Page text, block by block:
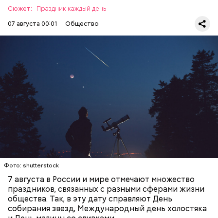
Сюжет:
Праздник каждый день
07 августа 00:01
Общество
Фото: shutterstock
7 августа в России и мире отмечают множество
праздников, связанных с разными сферами жизни
общества. Так, в эту дату справляют День
собирания звезд, Международный день холостяка
День собирания звезд учрежден в честь
метеорного потока Персеиды, который ежегодно
можно наблюдать в августе. Все любители
смотреть на звездопад 7 августа выезжают за
город — в местность, где нет светового
загрязнения и где можно невооруженным глазом
наблюдать за падающими звездами.
ЕДА ПРАЗДНИКИ
СЛАДОСТИ
— Кабачки, порезанные кубиками, нужно легко
обжарить на сковороде. К ним добавляются зелень
петрушки, чеснок, соль и оливковое масло.
Получается очень вкусно, — поделился рецептом
Копылов.
с сахарным диабетом;
лишним весом.
подчеркнула доктор.